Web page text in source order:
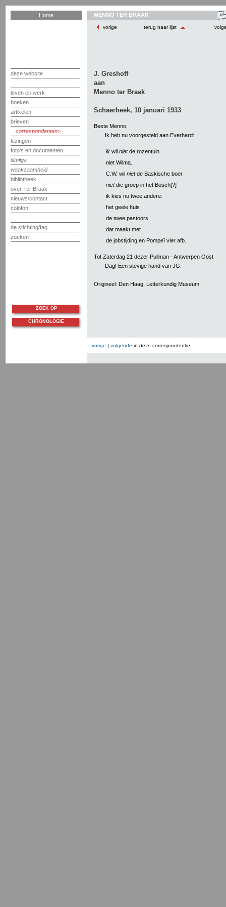
Home
deze website
leven en werk
boeken
artikelen
brieven
correspondenten
lezingen
foto's en documenten
filmliga
waakzaamheid
bibliotheek
over Ter Braak
nieuws/contact
colofon
de stichting/faq
zoeken
MENNO TER BRAAK
vorige terug naar lijst
J. Greshoff
aan
Menno ter Braak
Schaerbeek, 10 januari 1933
Beste Menno,
Ik heb nu voorgesteld aan Everhard:
ik wil nietde rozentuin
niet Wilma.
C.W. wil nietde Baskische boer
nietdie groep in het Bosch[?]
ik kies nu twee andere:
het geele huis
de twee pastoors
dat maakt met
de jobstijding en Pompeï vier afb.
Tot Zaterdag 21 dezer Pullman - Antwerpen Oost
Dag! Een stevige hand van JG.
Origineel: Den Haag, Letterkundig Museum
vorige | volgende in deze correspondentie
ZOEK OP
CHRONOLOGIE